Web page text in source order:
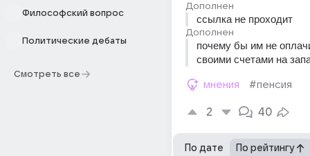
Философский вопрос
Политические дебаты
Смотреть все
Дополнен
ссылка не проходит
Дополнен
почему бы им не
своими счетами на
мнения #пенсия
2 40
По дате По рейтингу